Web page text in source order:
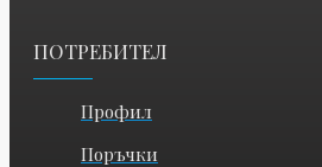
ПОТРЕБИТЕЛ
Профил
Поръчки